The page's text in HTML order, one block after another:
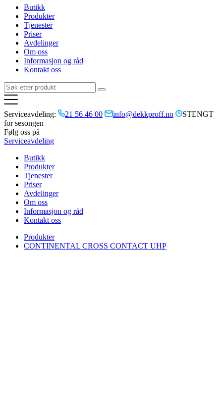
Butikk
Produkter
Tjenester
Priser
Avdelinger
Om oss
Informasjon og råd
Kontakt oss
Serviceavdeling: 21 56 46 00 info@dekkproff.no
STENGT
for sesongen
Følg oss på
Serviceavdeling
Butikk
Produkter
Tjenester
Priser
Avdelinger
Om oss
Informasjon og råd
Kontakt oss
Produkter
CONTINENTAL CROSS CONTACT UHP